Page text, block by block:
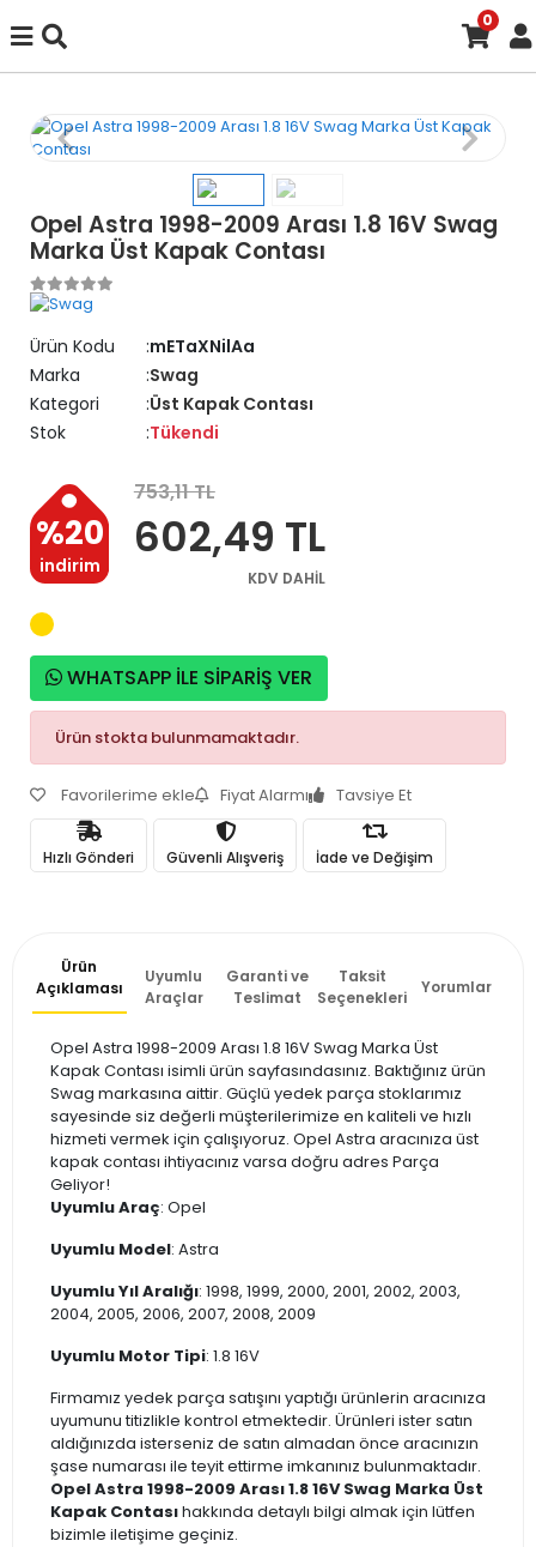
0
Opel Astra 1998-2009 Arası 1.8 16V Swag
Marka Üst Kapak Contası
Ürün Kodu
mETaXNilAa
Marka
Swag
Kategori
Üst Kapak Contası
Stok
Tükendi
%20
indirim
753,11 TL
602,49 TL
KDV DAHİL
WHATSAPP İLE SİPARİŞ VER
Ürün stokta bulunmamaktadır.
Favorilerime ekle Fiyat Alarmı Tavsiye Et
Hızlı Gönderi Güvenli Alışveriş İade ve Değişim
Ürün
Açıklaması
Uyumlu
Araçlar
Garanti ve
Teslimat
Taksit
Seçenekleri
Yorumlar
Opel Astra 1998-2009 Arası 1.8 16V Swag Marka Üst
Kapak Contası isimli ürün sayfasındasınız. Baktığınız ürün
Swag markasına aittir. Güçlü yedek parça stoklarımız
sayesinde siz değerli müşterilerimize en kaliteli ve hızlı
hizmeti vermek için çalışıyoruz. Opel Astra aracınıza üst
kapak contası ihtiyacınız varsa doğru adres Parça
Geliyor!
Uyumlu Araç: Opel
Uyumlu Model: Astra
Uyumlu Yıl Aralığı: 1998, 1999, 2000, 2001, 2002, 2003,
2004, 2005, 2006, 2007, 2008, 2009
Uyumlu Motor Tipi: 1.8 16V
Firmamız yedek parça satışını yaptığı ürünlerin aracınıza
uyumunu titizlikle kontrol etmektedir. Ürünleri ister satın
aldığınızda isterseniz de satın almadan önce aracınızın
şase numarası ile teyit ettirme imkanınız bulunmaktadır.
Opel Astra 1998-2009 Arası 1.8 16V Swag Marka Üst
Kapak Contasıhakkında detaylı bilgi almak için lütfen
bizimle iletişime geçiniz.